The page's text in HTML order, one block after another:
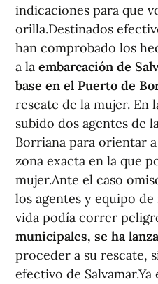
indicaciones para que
orilla.Destinados
han comprobado los
a la embarcación de
base en el Puerto de
rescate de la mujer. En
subido dos agentes de
Borriana para orientar
zona exacta en la que
mujer.Ante el caso
los agentes y equipo
vida podía correr
municipales, se ha
proceder a su rescate,
efectivo de